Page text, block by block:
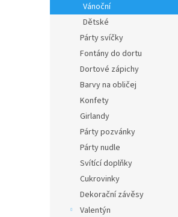
Vánoční
Dětské
Párty svíčky
Fontány do dortu
Dortové zápichy
Barvy na obličej
Konfety
Girlandy
Párty pozvánky
Párty nudle
Svítící doplňky
Cukrovinky
Dekorační závěsy
Valentýn